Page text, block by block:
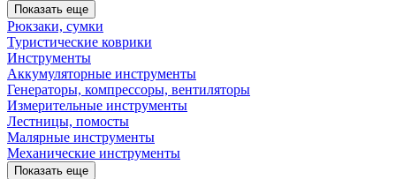
Показать еще
Рюкзаки, сумки
Туристические коврики
Инструменты
Аккумуляторные инструменты
Генераторы, компрессоры, вентиляторы
Измерительные инструменты
Лестницы, помосты
Малярные инструменты
Механические инструменты
Показать еще